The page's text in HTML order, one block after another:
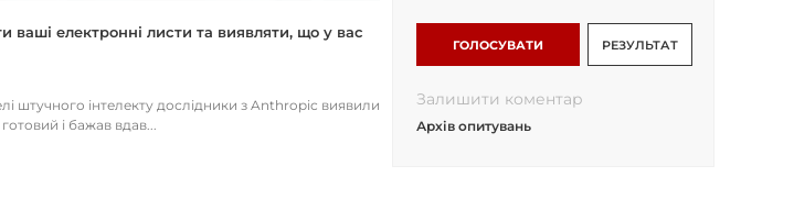
ваші електронні листи та виявляти, що у вас
штучного інтелекту дослідники з Anthropic виявили
і бажав вдав...
ГОЛОСУВАТИ РЕЗУЛЬТАТ
Залишити коментар
Архів опитувань